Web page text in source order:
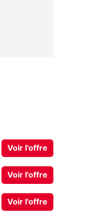
Voir l'offre
Voir l'offre
Voir l'offre